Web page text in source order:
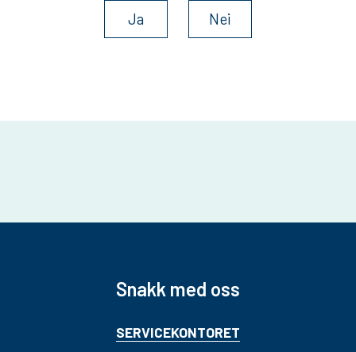
Ja Nei
Snakk med oss
SERVICEKONTORET